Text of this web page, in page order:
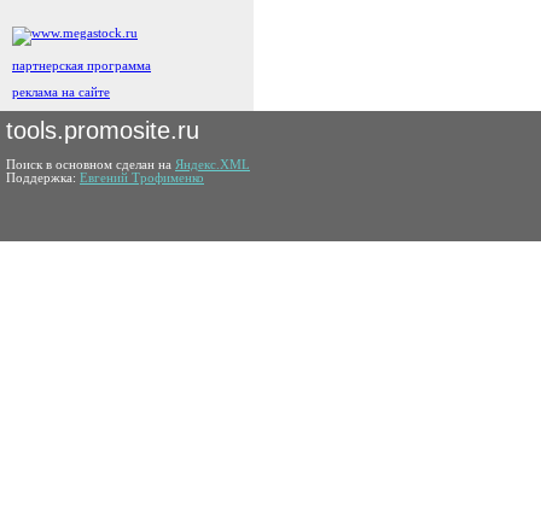
партнерская программа
реклама на сайте
tools.promosite.ru
Поиск в основном сделан на Яндекс.XML
Поддержка: Евгений Трофименко